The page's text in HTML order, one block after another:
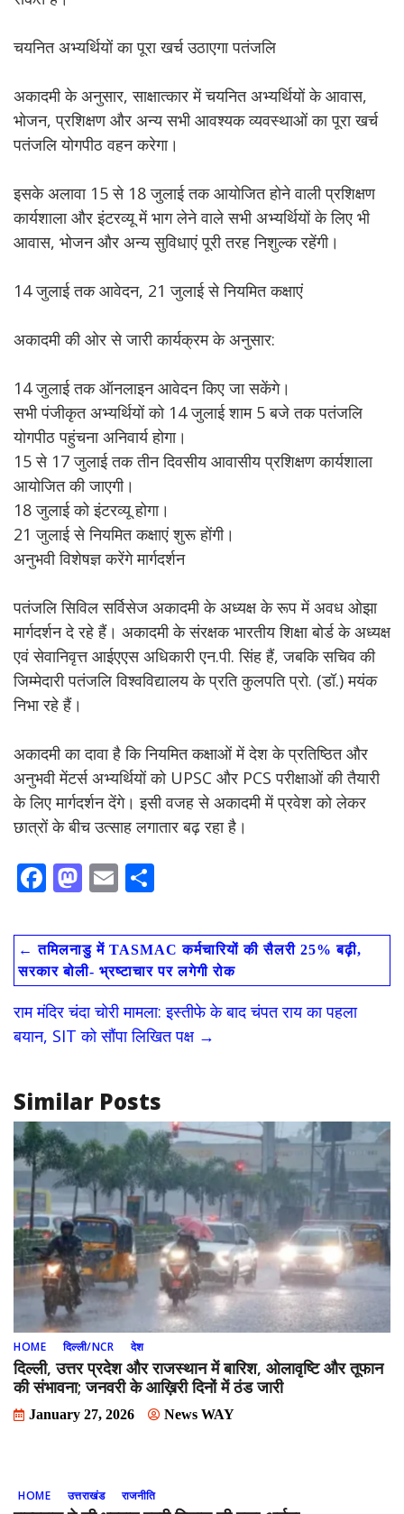
चयनित अभ्यर्थियों का पूरा खर्च उठाएगा पतंजलि
अकादमी के अनुसार, साक्षात्कार में चयनित अभ्यर्थियों के आवास,
भोजन, प्रशिक्षण और अन्य सभी आवश्यक व्यवस्थाओं का पूरा खर्च
पतंजलि योगपीठ वहन करेगा।
इसके अलावा 15 से 18 जुलाई तक आयोजित होने वाली प्रशिक्षण
कार्यशाला और इंटरव्यू में भाग लेने वाले सभी अभ्यर्थियों के लिए भी
आवास, भोजन और अन्य सुविधाएं पूरी तरह निशुल्क रहेंगी।
14 जुलाई तक आवेदन, 21 जुलाई से नियमित कक्षाएं
अकादमी की ओर से जारी कार्यक्रम के अनुसार:
14 जुलाई तक ऑनलाइन आवेदन किए जा सकेंगे।
सभी पंजीकृत अभ्यर्थियों को 14 जुलाई शाम 5 बजे तक पतंजलि
योगपीठ पहुंचना अनिवार्य होगा।
15 से 17 जुलाई तक तीन दिवसीय आवासीय प्रशिक्षण कार्यशाला
आयोजित की जाएगी।
18 जुलाई को इंटरव्यू होगा।
21 जुलाई से नियमित कक्षाएं शुरू होंगी।
अनुभवी विशेषज्ञ करेंगे मार्गदर्शन
पतंजलि सिविल सर्विसेज अकादमी के अध्यक्ष के रूप में अवध ओझा
मार्गदर्शन दे रहे हैं। अकादमी के संरक्षक भारतीय शिक्षा बोर्ड के अध्यक्ष
एवं सेवानिवृत्त आईएएस अधिकारी एन.पी. सिंह हैं, जबकि सचिव की
जिम्मेदारी पतंजलि विश्वविद्यालय के प्रति कुलपति प्रो. (डॉ.) मयंक
निभा रहे हैं।
अकादमी का दावा है कि नियमित कक्षाओं में देश के प्रतिष्ठित और
अनुभवी मेंटर्स अभ्यर्थियों को UPSC और PCS परीक्षाओं की तैयारी
के लिए मार्गदर्शन देंगे। इसी वजह से अकादमी में प्रवेश को लेकर
छात्रों के बीच उत्साह लगातार बढ़ रहा है।
F
e
b
o
o
k
M
to
d
o
n
E
ai
l
ar
e
← तमिलनाडु में TASMAC कर्मचारियों की सैलरी 25% बढ़ी,
सरकार बोली- भ्रष्टाचार पर लगेगी रोक
राम मंदिर चंदा चोरी मामला: इस्तीफे के बाद चंपत राय का पहला
बयान, SIT को सौंपा लिखित पक्ष →
Similar Posts
HOME दिल्ली/NCR देश
दिल्ली, उत्तर प्रदेश और राजस्थान में बारिश, ओलावृष्टि और तूफान
की संभावना; जनवरी के आख़िरी दिनों में ठंड जारी
January 27, 2026 News WAY
HOME उत्तराखंड राजनीति